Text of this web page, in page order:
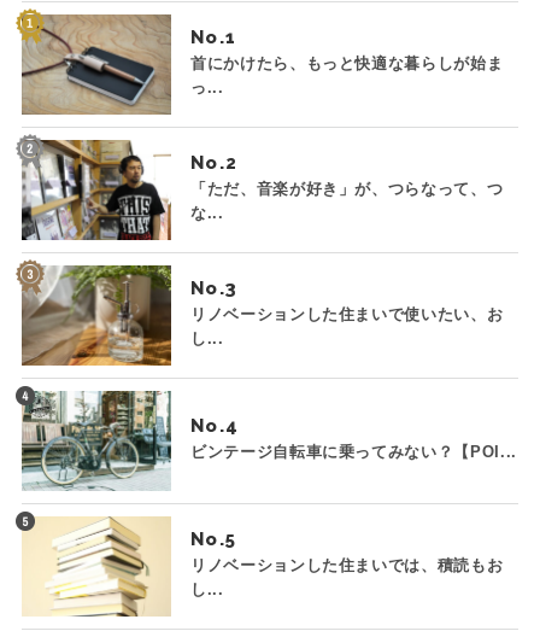
No.
首にかけたら、もっと快適な暮らしが始ま
っ...
No.
「ただ、音楽が好き」が、つらなって、つ
な...
No.
リノベーションした住まいで使いたい、お
し...
No.
ビンテージ自転車に乗ってみない？【POI...
No.
リノベーションした住まいでは、積読もお
し...